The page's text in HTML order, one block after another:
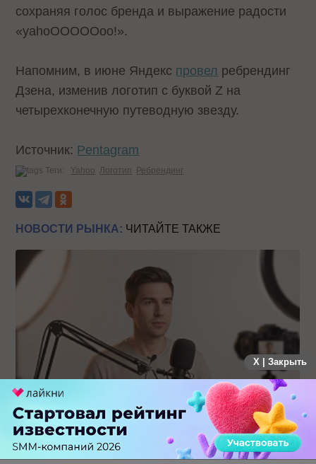
сохраняя голос бренда и выражение радости
«yahoOOOOOoo!».
Напомним, в июне Яндекс провел ребрендинг
Дзена, изменив логотип с буквой Z на
четырехконечную путеводную звезду.
Источник: Pentagram
Теги: Yahoo Логотип Ребрендинг
НОВОСТИ РЫНКА: ЧИТАЙТЕ ТАКЖЕ
Российский рынок инфлюенс-маркетинга вошел в фазу
стагнации после нескольких лет роста
X | Закрыть